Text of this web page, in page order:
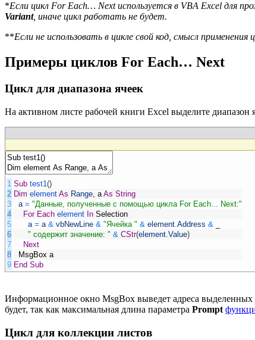
*Если цикл For Each… Next используется в VBA Excel для
Variant, иначе цикл работать не будет.
**Если не использовать в цикле свой код, смысл применения
Примеры циклов For Each… Next
Цикл для диапазона ячеек
На активном листе рабочей книги Excel выделите
1
2
3
4
5
6
7
8
9
Sub test1()
Dim element As Range, a As String
a = "Данные, полученные с помощью цикла For Each... Next:"
For Each element In Selection
a = a & vbNewLine & "Ячейка " & element.Address &
" содержит значение: " & CStr(element.Value)
Next
MsgBox a
End Sub
Информационное окно MsgBox выведет адреса выделенных
будет, так как максимальная длина параметра Prompt
Цикл для коллекции листов